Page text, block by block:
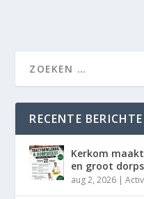
RECENTE
Kerkom
en groot
aug 2, 2026 |